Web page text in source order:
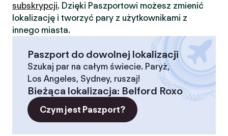
subskrypcji. Dzięki Paszportowi możesz zmienić
lokalizację i tworzyć pary z użytkownikami z
innego miasta.
Paszport do dowolnej lokalizacji
Szukaj par na całym świecie. Paryż,
Los Angeles, Sydney, ruszaj!
Bieżąca lokalizacja: Belford Roxo
Czym jest Paszport?